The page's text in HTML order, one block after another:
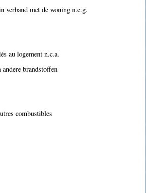
verband met de woning n.e.g.
au logement n.c.a.
brandstoffen
combustibles